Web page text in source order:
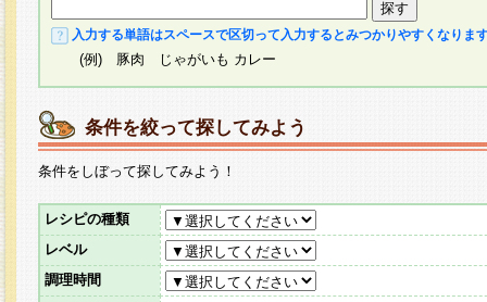
入力する単語はスペースで区切って入力するとみつかりやすくなりま
(例) 豚肉 じゃがいも カレー
条件を絞って探してみよう
条件をしぼって探してみよう！
レシピの種類
レベル
調理時間